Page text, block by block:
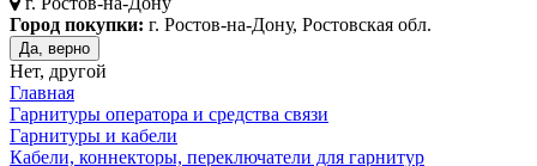
Город покупки: г. Ростов-на-Дону, Ростовская обл.
Да, верно
Нет, другой
Главная
Гарнитуры оператора и средства связи
Гарнитуры и кабели
Кабели, коннекторы, переключатели для гарнитур